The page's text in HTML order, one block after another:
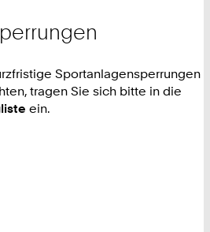
Sportanlagensperrungen
tragen Sie sich bitte in die
ein.